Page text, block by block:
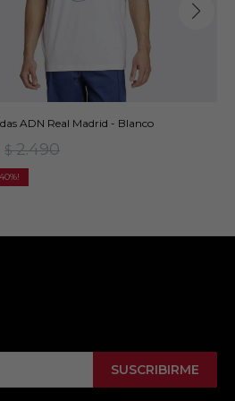
ADN Real Madrid - Blanco
$ 2.490
40
SUSCRIBIRME